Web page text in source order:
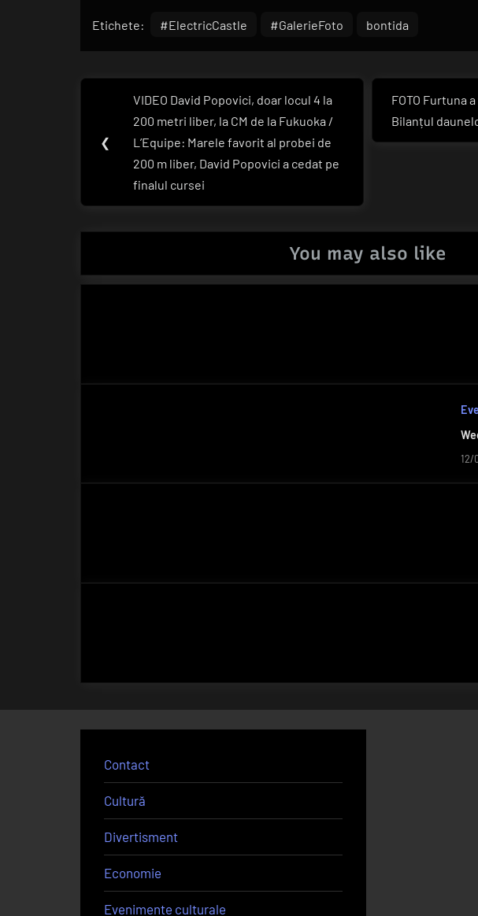
Etichete: #ElectricCastle #GalerieFoto bontida
Navigare
articole
❮
Previous
Post:
VIDEO David Popovici, doar locul 4 la
200 metri liber, la CM de la Fukuoka /
L’Equipe: Marele favorit al probei de
200 m liber, David Popovici a cedat pe
finalul cursei
Next
Post:
FOTO Furtuna
Bilanțul
You may also like
12/
Contact
Cultură
Divertisment
Economie
Evenimente culturale